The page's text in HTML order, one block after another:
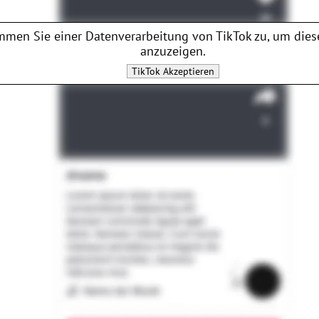
Sie einer Datenverarbeitung von TikTokzu, um
anzuzeigen.
TikTokAkzeptieren